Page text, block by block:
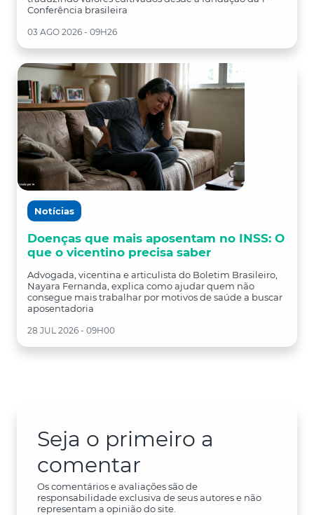
Conferência brasileira
03 AGO 2026 - 09H26
Notícias
Doenças que mais aposentam no INSS: O
que o vicentino precisa saber
Advogada, vicentina e articulista do Boletim Brasileiro,
Nayara Fernanda, explica como ajudar quem não
consegue mais trabalhar por motivos de saúde a buscar
aposentadoria
28 JUL 2026 - 09H00
Seja o primeiro a
comentar
Os comentários e avaliações são de
responsabilidade exclusiva de seus autores e não
representam a opinião do site.